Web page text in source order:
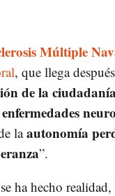
Múltiple
, que llega
de la ciudadanía
enfermedades
laautonomía
”.
ha hecho